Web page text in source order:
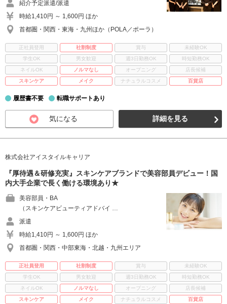
紹介予定派遣/派遣
時給1,410円 ～ 1,600円 ほか
首都圏・関西・東海・九州ほか（POLA／ポーラ）
正社員登用 社割制度 賞与
未経験OK
学生OK
男女歓迎 週3日勤務OK
時短勤務OK
ネイルOK
ノルマなし オープニング
店長候補
スキンケア
メイク ナチュラルコスメ 百貨店
履歴書不要 転職サポートあり
気になる 詳細を見る
株式会社アイスタイルキャリア
『厚待遇＆研修充実』スキンケアブランドで美容部員デビュー！国
内大手企業で長く働ける環境あり★
美容部員・BA
（スキンケアビューティアドバイ …
派遣
時給1,410円 ～ 1,600円 ほか
首都圏・関西・中部東海・北越・九州エリア
正社員登用 社割制度 賞与
未経験OK
学生OK
男女歓迎 週3日勤務OK
時短勤務OK
ネイルOK
ノルマなし オープニング
店長候補
スキンケア
メイク ナチュラルコスメ 百貨店